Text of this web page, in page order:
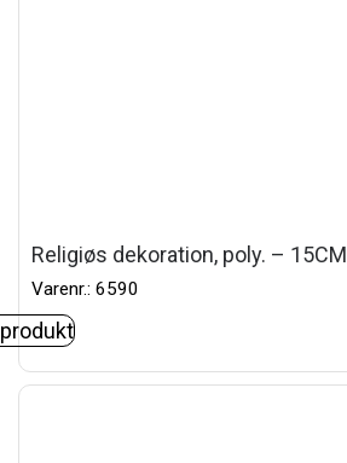
Religiøs dekoration, poly. – 15CM
Varenr.: 6590